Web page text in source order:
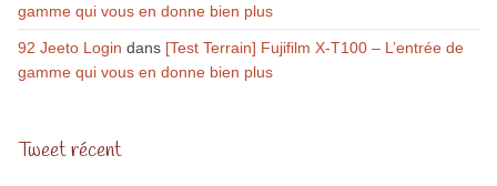
gamme qui vous en donne bien plus
92 Jeeto Login dans [Test Terrain] Fujifilm X-T100 – L’entrée de
gamme qui vous en donne bien plus
Tweet récent